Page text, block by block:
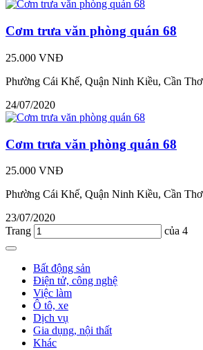
Cơm trưa văn phòng quán 68
25.000 VNĐ
Phường Cái Khế, Quận Ninh Kiều, Cần Thơ
24/07/2020
Cơm trưa văn phòng quán 68
25.000 VNĐ
Phường Cái Khế, Quận Ninh Kiều, Cần Thơ
23/07/2020
Trang
của 4
Bất động sản
Điện tử, công nghệ
Việc làm
Ô tô, xe
Dịch vụ
Gia dụng, nội thất
Khác